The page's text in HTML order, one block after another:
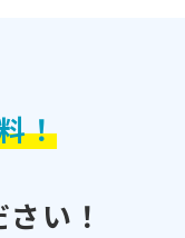
！
い！